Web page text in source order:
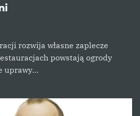
rozwija własne zaplecze
powstają ogrody
uprawy…